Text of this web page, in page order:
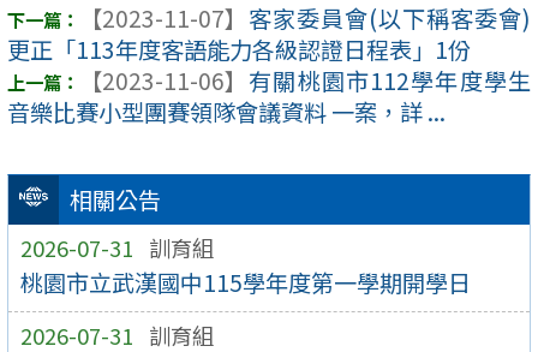
相關公告
2026-07-31 訓育組
桃園市立武漢國中115學年度第一學期開學日
2026-07-31 訓育組
【2023-11-07】 客家委員會(以下稱客委會)
更正「113年度客語能力各級認證日程表」1份
【2023-11-06】 有關桃園市112學年度學生
音樂比賽小型團賽領隊會議資料 一案，詳 ...